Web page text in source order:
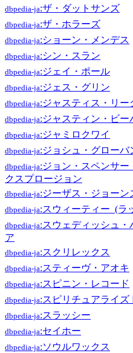
dbpedia-ja:ザ・ダットサンズ
dbpedia-ja:ザ・ホラーズ
dbpedia-ja:ショーン・メンデス
dbpedia-ja:シン・スラン
dbpedia-ja:ジェイ・ポール
dbpedia-ja:ジェス・グリン
dbpedia-ja:ジャスティス・リー
dbpedia-ja:ジャスティン・ビー
dbpedia-ja:ジャミロクワイ
dbpedia-ja:ジョシュ・グローバ
dbpedia-ja:ジョン・スペンサー
クスプロージョン
dbpedia-ja:ジーザス・ジョーン
dbpedia-ja:スウィーティー_(ラ
dbpedia-ja:スウェディッシュ・
ア
dbpedia-ja:スクリレックス
dbpedia-ja:スティーヴ・アオキ
dbpedia-ja:スピニン・レコード
dbpedia-ja:スピリチュアライズ
dbpedia-ja:スラッシー
dbpedia-ja:セイホー
dbpedia-ja:ソウルワックス